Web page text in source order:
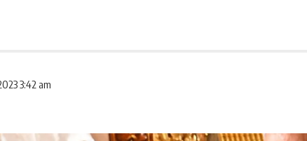
3:42 am